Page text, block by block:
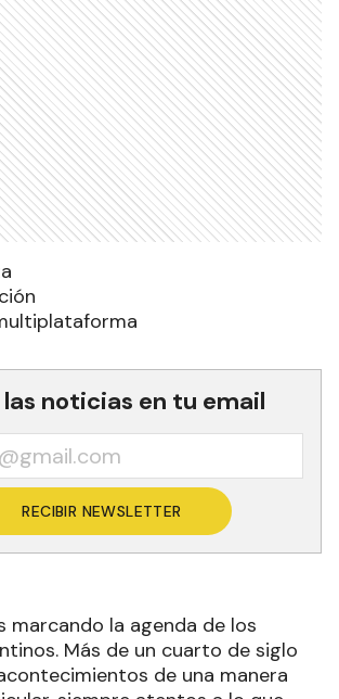
las noticias en tu email
RECIBIR NEWSLETTER
marcando la agenda de los
Más de un cuarto de siglo
de una manera